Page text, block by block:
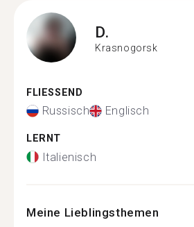
D.
Krasnogorsk
FLIESSEND
Russisch Englisch
LERNT
Italienisch
Meine Lieblingsthemen